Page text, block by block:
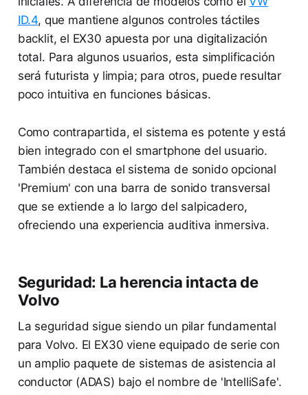
ID.4, que mantiene algunos controles táctiles
backlit, el EX30 apuesta por una digitalización
total. Para algunos usuarios, esta simplificación
será futurista y limpia; para otros, puede resultar
poco intuitiva en funciones básicas.
Como contrapartida, el sistema es potente y está
bien integrado con el smartphone del usuario.
También destaca el sistema de sonido opcional
'Premium' con una barra de sonido transversal
que se extiende a lo largo del salpicadero,
ofreciendo una experiencia auditiva inmersiva.
Seguridad: La herencia intacta de
Volvo
La seguridad sigue siendo un pilar fundamental
para Volvo. El EX30 viene equipado de serie con
un amplio paquete de sistemas de asistencia al
conductor (ADAS) bajo el nombre de 'IntelliSafe'.